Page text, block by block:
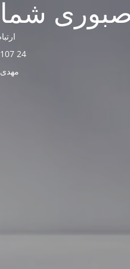
24 107 67 0912